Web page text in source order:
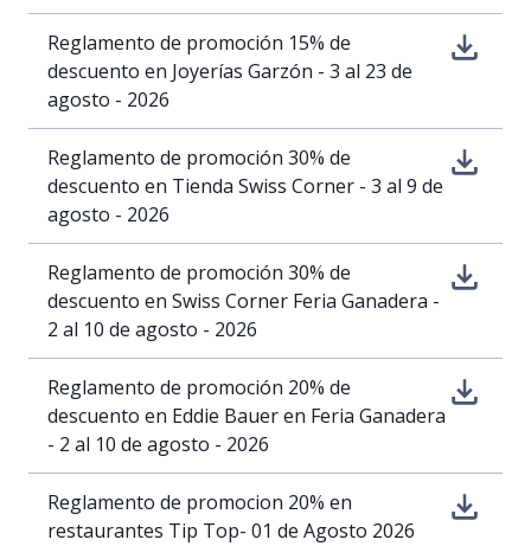
Reglamento de promoción 15% de
descuento en Joyerías Garzón - 3 al 23 de
agosto - 2026
Reglamento de promoción 30% de
descuento en Tienda Swiss Corner - 3 al 9 de
agosto - 2026
Reglamento de promoción 30% de
descuento en Swiss Corner Feria Ganadera -
2 al 10 de agosto - 2026
Reglamento de promoción 20% de
descuento en Eddie Bauer en Feria Ganadera
- 2 al 10 de agosto - 2026
Reglamento de promocion 20% en
restaurantes Tip Top- 01 de Agosto 2026